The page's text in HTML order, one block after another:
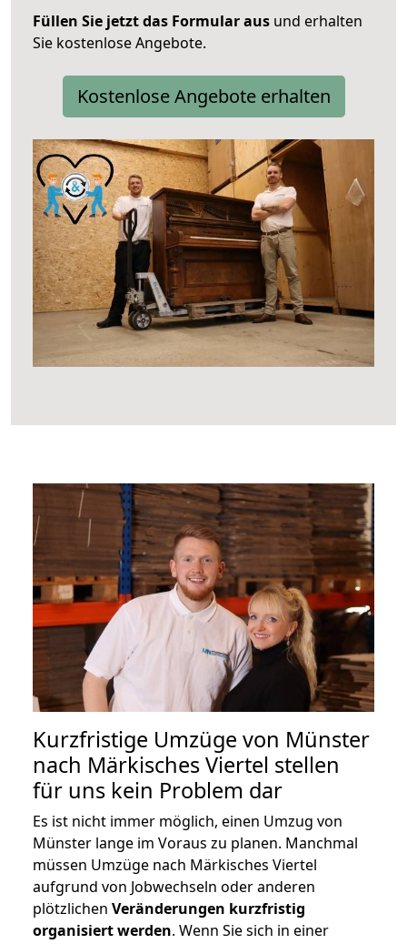
Füllen Sie jetzt das Formular aus und erhalten
Sie kostenlose Angebote.
Kostenlose Angebote erhalten
Kurzfristige Umzüge von Münster
nach Märkisches Viertel stellen
für uns kein Problem dar
Es ist nicht immer möglich, einen Umzug von
Münster lange im Voraus zu planen. Manchmal
müssen Umzüge nach Märkisches Viertel
aufgrund von Jobwechseln oder anderen
plötzlichen Veränderungen kurzfristig
organisiert werden. Wenn Sie sich in einer